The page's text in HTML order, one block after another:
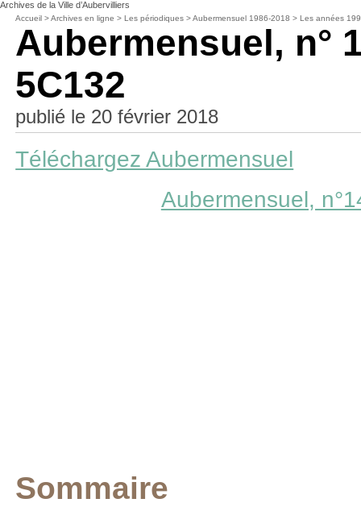
Archives de la Ville d’Aubervilliers
Accueil >Archives en ligne >Les périodiques >Aubermensuel 1986-2018 >Les années
Aubermensuel, n°
5C132
publié le 20 février 2018
Téléchargez Aubermensuel
Aubermensuel,
Sommaire